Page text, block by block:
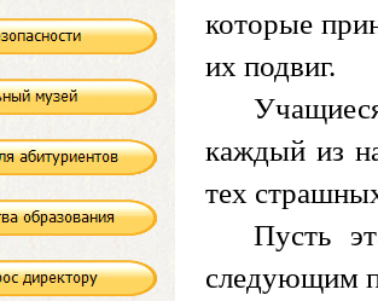
которые
их подвиг.
каждый из
тех
Пусть
следующим